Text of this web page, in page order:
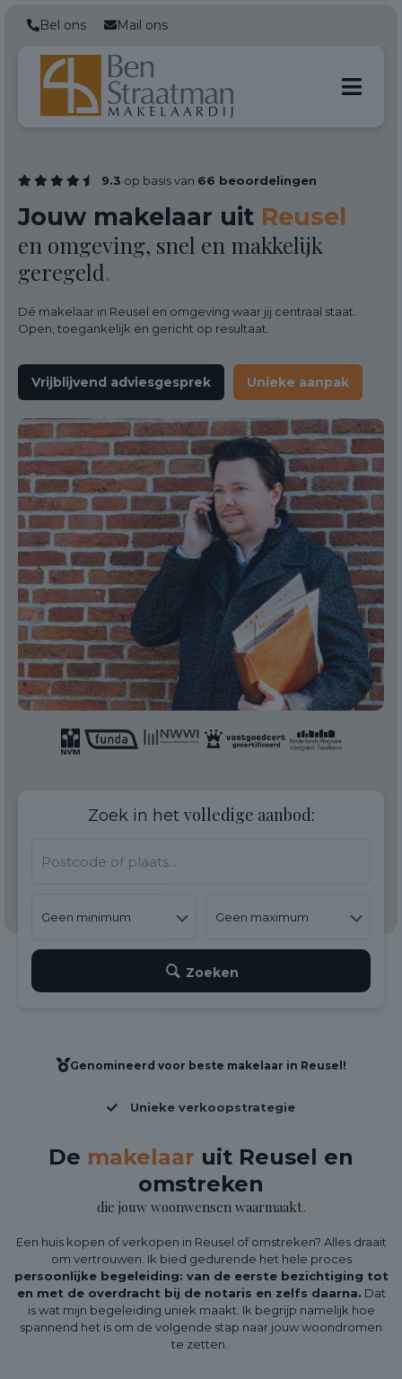
Bel ons Mail ons
9.3 op basis van 66 beoordelingen
Jouw makelaar uit Reusel
en omgeving, snel en makkelijk
geregeld.
Dé makelaar in Reusel en omgeving waar jij centraal staat.
Open, toegankelijk en gericht op resultaat.
Vrijblijvend adviesgesprek Unieke aanpak
Zoek in het volledige aanbod:
Zoeken
Unieke verkoopstrategie
Genomineerd voor beste makelaar in Reusel!
De makelaar uit Reusel en
omstreken
die jouw woonwensen waarmaakt.
Een huis kopen of verkopen in Reusel of omstreken? Alles draait
om vertrouwen. Ik bied gedurende het hele proces
persoonlijke begeleiding: van de eerste bezichtiging tot
en met de overdracht bij de notaris en zelfs daarna. Dat
is wat mijn begeleiding uniek maakt. Ik begrijp namelijk hoe
spannend het is om de volgende stap naar jouw woondromen
te zetten.